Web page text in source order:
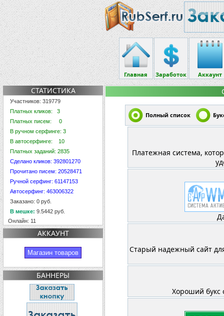
Главная Заработок Аккаунт
СТАТИСТИКА
Участников: 319779
Платных кликов: 3
Платных писем: 0
В ручном серфинге: 3
В автосерфинге: 10
Платных заданий: 2835
Сделано кликов: 392801270
Прочитано писем: 20528471
Ручной серфинг: 61147153
Автосерфинг: 463006322
Заказано: 0 руб.
В мешке: 9.5442 руб.
Онлайн: 11
АККАУНТ
Магазин товаров
БАННЕРЫ
Полный список
Платежная система,
Старый надежный сайт
Хороший букс